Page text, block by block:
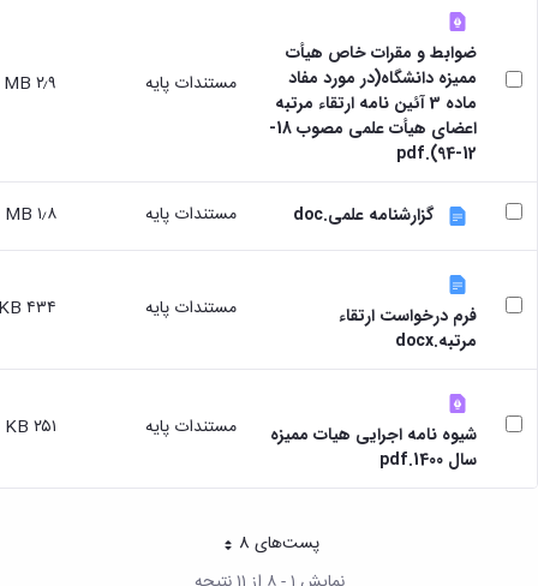
ضوابط و مقرات خاص هیأت
ممیزه دانشگاه(در مورد مفاد
ماده 3 آئین نامه ارتقاء مرتبه
اعضای هیأت علمی مصوب 18-
12-94).pdf
مستندات پایه ۲٫۹ MB
گزارشنامه علمی.doc مستندات پایه ۱٫۸ MB
فرم درخواست ارتقاء
مرتبه.docx
مستندات پایه ۴۳۴ KB
شیوه نامه اجرایی هیات ممیزه
سال 1400.pdf
مستندات پایه ۲۵۱ KB
پست‌‌های 8هر صفحه